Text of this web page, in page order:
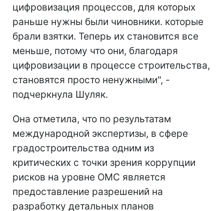
цифровизация процессов, для которых
раньше нужны были чиновники. которые
брали взятки. Теперь их становится все
меньше, потому что они, благодаря
цифровизации в процессе строительства,
становятся просто ненужными", -
подчеркнула Шуляк.
Она отметила, что по результатам
международной экспертизы, в сфере
градостроительства одним из
критических с точки зрения коррупции
рисков на уровне ОМС является
предоставление разрешений на
разработку детальных планов